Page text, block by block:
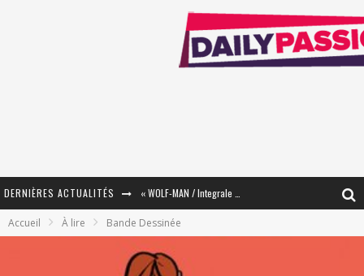
DERNIÈRES ACTUALITÉS
Accueil À lire Bande Dessinée